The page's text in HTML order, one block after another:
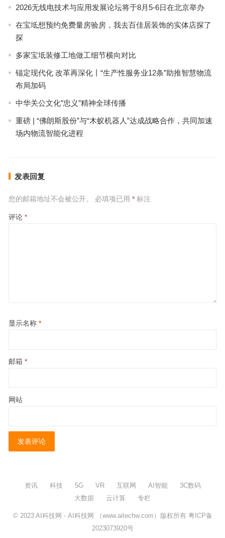
2026无线电技术与应用发展论坛将于8月5-6日在北京举办
在宝坻想预约免费量房验房，我去百佳居装饰的实体店探了
探
多家宝坻装修工地做工细节横向对比
锚定现代化 改革再深化丨“生产性服务业12条”助推智慧物流
布局加码
中华关公文化″忠义”精神全球传播
重磅 | “佛朗斯股份”与“木蚁机器人”达成战略合作，共同加速
场内物流智能化进程
发表回复
您的邮箱地址不会被公开。 必填项已用 *标注
评论 *
显示名称 *
邮箱 *
网站
资讯 科技 5G VR 互联网 AI智能
3C数码
大数据
云计算 专栏
© 2023 AI科技网 - AI科技网 （www.aitechw.com）版权所有粤ICP备
2023073920号